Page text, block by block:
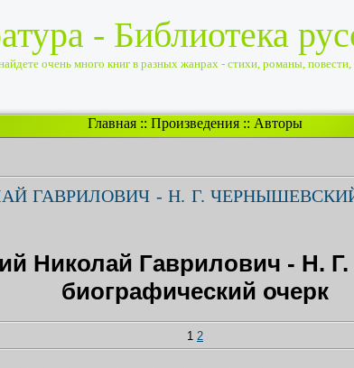
- Библиотека
очень много книг в разных жанрах - стихи, романы, повести,
Главная :: Произведения :: Авторы
ГАВРИЛОВИЧ - Н. Г.
Николай Гаврилович - Н.
биографический очерк
1 2